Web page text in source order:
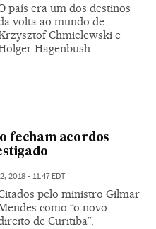
país era um dos destinos
volta ao mundo de
Chmielewski e
Hagenbush
fecham acordos
2018 - 11:47EDT
pelo ministro Gilmar
como “o novo
de Curitiba”,